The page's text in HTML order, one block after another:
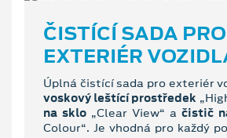
ČISTÍCÍ SADA PRO
EXTERIÉR
Úplná čistící sada pro exteriér
voskový leštící prostředek
na sklo „Clear View“ a čistič
Colour“. Je vhodná pro každý